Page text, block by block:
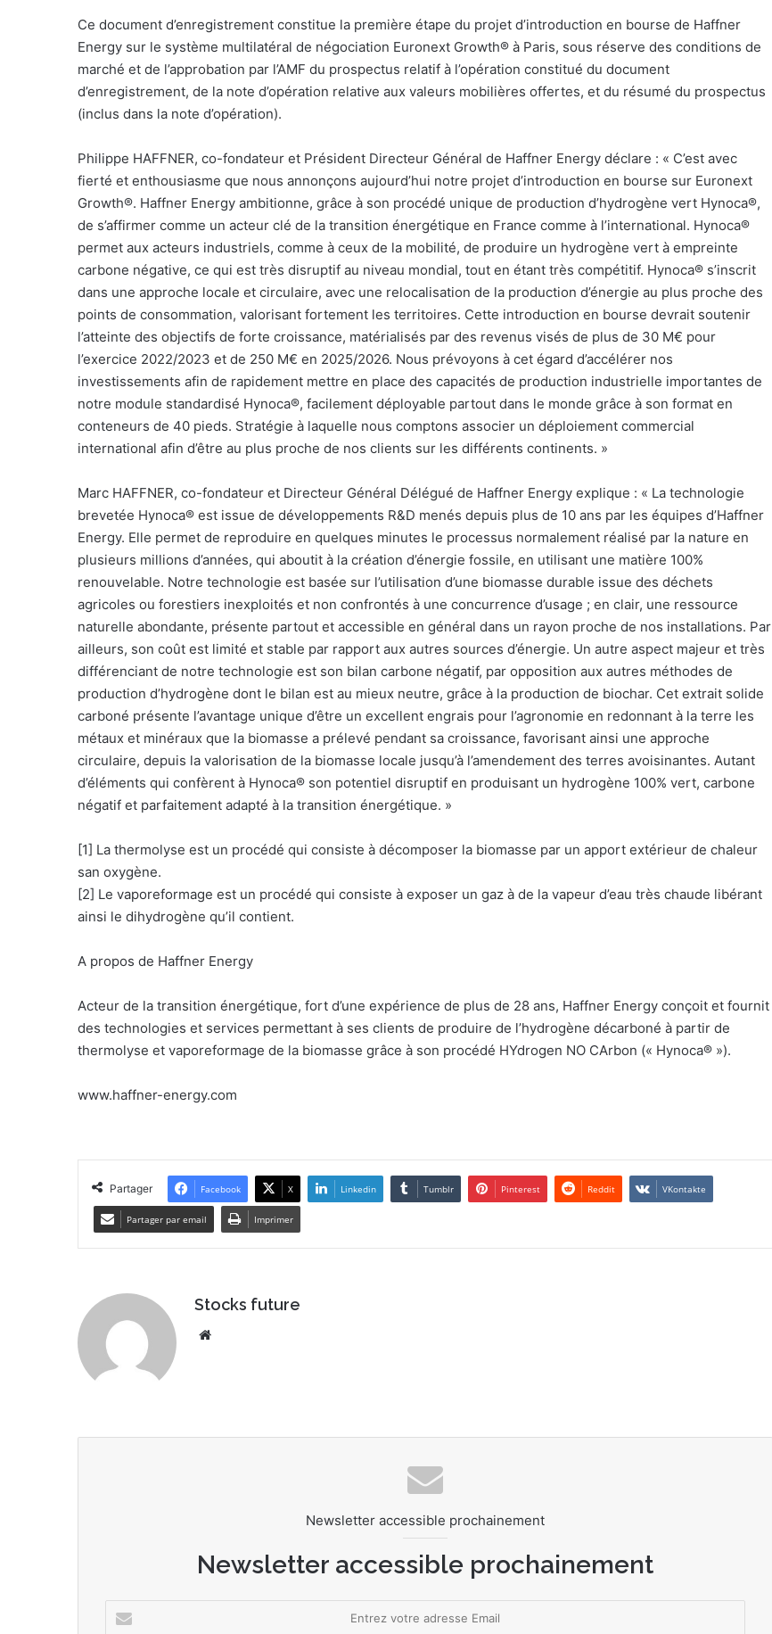
Ce document d’enregistrement constitue la première étape du projet d’introduction en bourse de Haffner
Energy sur le système multilatéral de négociation Euronext Growth® à Paris, sous réserve des conditions de
marché et de l’approbation par l’AMF du prospectus relatif à l’opération constitué du document
d’enregistrement, de la note d’opération relative aux valeurs mobilières offertes, et du résumé du prospectus
(inclus dans la note d’opération).
Philippe HAFFNER, co-fondateur et Président Directeur Général de Haffner Energy déclare : « C’est avec
fierté et enthousiasme que nous annonçons aujourd’hui notre projet d’introduction en bourse sur Euronext
Growth®. Haffner Energy ambitionne, grâce à son procédé unique de production d’hydrogène vert Hynoca®,
de s’affirmer comme un acteur clé de la transition énergétique en France comme à l’international. Hynoca®
permet aux acteurs industriels, comme à ceux de la mobilité, de produire un hydrogène vert à empreinte
carbone négative, ce qui est très disruptif au niveau mondial, tout en étant très compétitif. Hynoca® s’inscrit
dans une approche locale et circulaire, avec une relocalisation de la production d’énergie au plus proche des
points de consommation, valorisant fortement les territoires. Cette introduction en bourse devrait soutenir
l’atteinte des objectifs de forte croissance, matérialisés par des revenus visés de plus de 30 M€ pour
l’exercice 2022/2023 et de 250 M€ en 2025/2026. Nous prévoyons à cet égard d’accélérer nos
investissements afin de rapidement mettre en place des capacités de production industrielle importantes de
notre module standardisé Hynoca®, facilement déployable partout dans le monde grâce à son format en
conteneurs de 40 pieds. Stratégie à laquelle nous comptons associer un déploiement commercial
international afin d’être au plus proche de nos clients sur les différents continents. »
Marc HAFFNER, co-fondateur et Directeur Général Délégué de Haffner Energy explique : « La technologie
brevetée Hynoca® est issue de développements R&D menés depuis plus de 10 ans par les équipes d’Haffner
Energy. Elle permet de reproduire en quelques minutes le processus normalement réalisé par la nature en
plusieurs millions d’années, qui aboutit à la création d’énergie fossile, en utilisant une matière 100%
renouvelable. Notre technologie est basée sur l’utilisation d’une biomasse durable issue des déchets
agricoles ou forestiers inexploités et non confrontés à une concurrence d’usage ; en clair, une ressource
naturelle abondante, présente partout et accessible en général dans un rayon proche de nos installations. Par
ailleurs, son coût est limité et stable par rapport aux autres sources d’énergie. Un autre aspect majeur et très
différenciant de notre technologie est son bilan carbone négatif, par opposition aux autres méthodes de
production d’hydrogène dont le bilan est au mieux neutre, grâce à la production de biochar. Cet extrait solide
carboné présente l’avantage unique d’être un excellent engrais pour l’agronomie en redonnant à la terre les
métaux et minéraux que la biomasse a prélevé pendant sa croissance, favorisant ainsi une approche
circulaire, depuis la valorisation de la biomasse locale jusqu’à l’amendement des terres avoisinantes. Autant
d’éléments qui confèrent à Hynoca® son potentiel disruptif en produisant un hydrogène 100% vert, carbone
négatif et parfaitement adapté à la transition énergétique. »
[1] La thermolyse est un procédé qui consiste à décomposer la biomasse par un apport extérieur de chaleur
san oxygène.
[2] Le vaporeformage est un procédé qui consiste à exposer un gaz à de la vapeur d’eau très chaude libérant
ainsi le dihydrogène qu’il contient.
A propos de Haffner Energy
Acteur de la transition énergétique, fort d’une expérience de plus de 28 ans, Haffner Energy conçoit et fournit
des technologies et services permettant à ses clients de produire de l’hydrogène décarboné à partir de
thermolyse et vaporeformage de la biomasse grâce à son procédé HYdrogen NO CArbon (« Hynoca® »).
www.haffner-energy.com
Partager Facebook X Linkedin Tumblr Pinterest Reddit VKontakte
Partager par email Imprimer
Stocks future
Newsletter accessible prochainement
Newsletter accessible prochainement